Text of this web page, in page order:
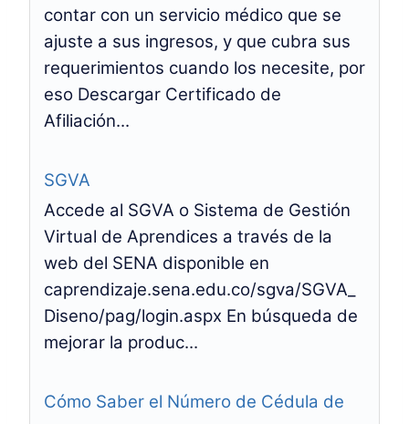
contar con un servicio médico que se
ajuste a sus ingresos, y que cubra sus
requerimientos cuando los necesite, por
eso Descargar Certificado de
Afiliación...
SGVA
Accede al SGVA o Sistema de Gestión
Virtual de Aprendices a través de la
web del SENA disponible en
caprendizaje.sena.edu.co/sgva/SGVA_
Diseno/pag/login.aspx En búsqueda de
mejorar la produc...
Cómo Saber el Número de Cédula de